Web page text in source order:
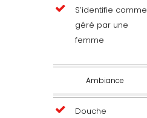
S’identifie comme
géré par une
femme
Ambiance
Douche